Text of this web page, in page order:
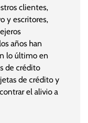
clientes,
y escritores,
años han
lo último en
de crédito
de crédito y
el alivio a